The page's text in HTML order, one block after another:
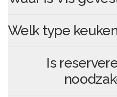
Welk type
Is